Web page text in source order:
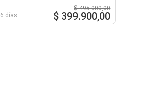
Visión 2K Alarma Roja-Azul
IPC-S7UN-11M0WED
6 días
$ 495.000,00
$ 399.900,00